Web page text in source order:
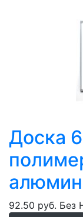
Доска
92.50 руб. Без